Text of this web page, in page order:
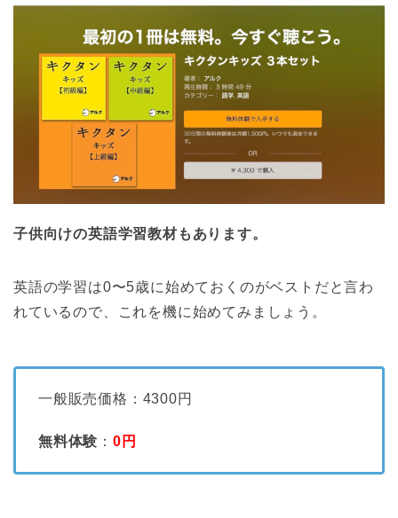
子供向けの英語学習教材もあります。
英語の学習は0〜5歳に始めておくのがベストだと言わ
れているので、これを機に始めてみましょう。
一般販売価格：4300円
無料体験 ：0円